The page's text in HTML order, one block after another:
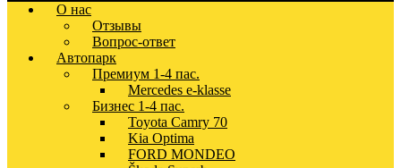
О нас
Отзывы
Вопрос-ответ
Автопарк
Премиум 1-4 пас.
Mercedes e-klasse
Бизнес 1-4 пас.
Toyota Camry 70
Kia Optima
FORD MONDEO